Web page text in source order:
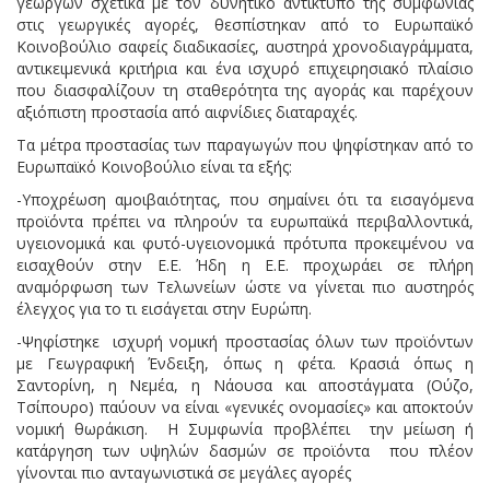
στις γεωργικές αγορές, θεσπίστηκαν από το Ευρωπαϊκό
Κοινοβούλιο σαφείς διαδικασίες, αυστηρά χρονοδιαγράμματα,
αντικειμενικά κριτήρια και ένα ισχυρό επιχειρησιακό πλαίσιο
που διασφαλίζουν τη σταθερότητα της αγοράς και παρέχουν
αξιόπιστη προστασία από αιφνίδιες διαταραχές.
Τα μέτρα προστασίας των παραγωγών που ψηφίστηκαν από το
Ευρωπαϊκό Κοινοβούλιο είναι τα εξής:
-Υποχρέωση αμοιβαιότητας, που σημαίνει ότι τα εισαγόμενα
προϊόντα πρέπει να πληρούν τα ευρωπαϊκά περιβαλλοντικά,
υγειονομικά και φυτό-υγειονομικά πρότυπα προκειμένου να
εισαχθούν στην Ε.Ε. Ήδη η Ε.Ε. προχωράει σε πλήρη
αναμόρφωση των Τελωνείων ώστε να γίνεται πιο αυστηρός
έλεγχος για το τι εισάγεται στην Ευρώπη.
-Ψηφίστηκε ισχυρή νομική προστασίας όλων των προϊόντων
με Γεωγραφική Ένδειξη, όπως η φέτα. Κρασιά όπως η
Σαντορίνη, η Νεμέα, η Νάουσα και αποστάγματα (Ούζο,
Τσίπουρο) παύουν να είναι «γενικές ονομασίες» και αποκτούν
νομική θωράκιση. Η Συμφωνία προβλέπει την μείωση ή
κατάργηση των υψηλών δασμών σε προϊόντα που πλέον
γίνονται πιο ανταγωνιστικά σε μεγάλες αγορές